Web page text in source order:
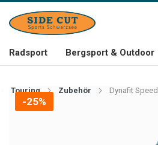
Radsport Bergsport & Outdoor
Touring Zubehör Dynafit
-25%